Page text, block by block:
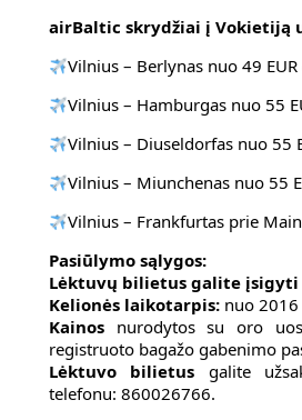
airBaltic skrydžiai į Vokietiją
Vilnius – Berlynas nuo 49
Vilnius – Hamburgas nuo 55
Vilnius – Diuseldorfas nuo 55
Vilnius – Miunchenas nuo 55
Vilnius – Frankfurtas prie
Pasiūlymo sąlygos:
Lėktuvų bilietus galite įsigyti
Kelionės laikotarpis: nuo
Kainos nurodytos su oro
registruoto bagažo gabenimo
Lėktuvo bilietus galite
telefonu: 860026766.